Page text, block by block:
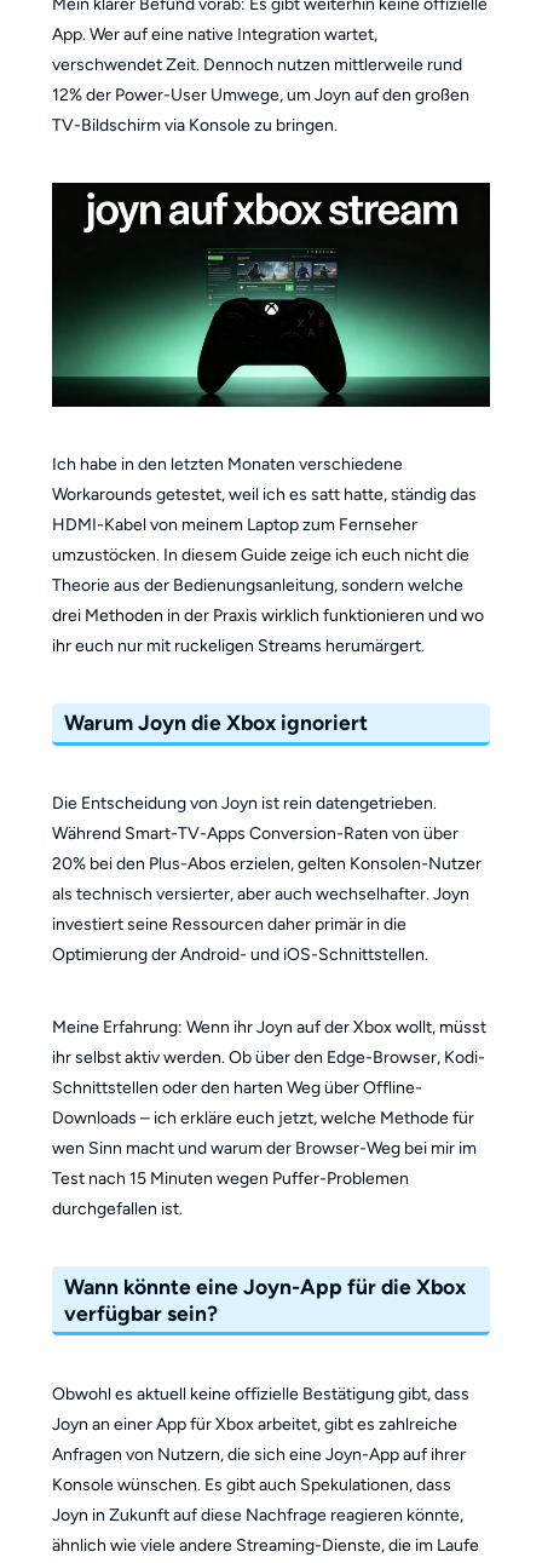
App. Wer auf eine native Integration wartet,
verschwendet Zeit. Dennoch nutzen mittlerweile rund
12% der Power-User Umwege, um Joyn auf den großen
TV-Bildschirm via Konsole zu bringen.
Ich habe in den letzten Monaten verschiedene
Workarounds getestet, weil ich es satt hatte, ständig das
HDMI-Kabel von meinem Laptop zum Fernseher
umzustöcken. In diesem Guide zeige ich euch nicht die
Theorie aus der Bedienungsanleitung, sondern welche
drei Methoden in der Praxis wirklich funktionieren und wo
ihr euch nur mit ruckeligen Streams herumärgert.
Warum Joyn die Xbox ignoriert
Die Entscheidung von Joyn ist rein datengetrieben.
Während Smart-TV-Apps Conversion-Raten von über
20% bei den Plus-Abos erzielen, gelten Konsolen-Nutzer
als technisch versierter, aber auch wechselhafter. Joyn
investiert seine Ressourcen daher primär in die
Optimierung der Android- und iOS-Schnittstellen.
Meine Erfahrung: Wenn ihr Joyn auf der Xbox wollt, müsst
ihr selbst aktiv werden. Ob über den Edge-Browser, Kodi-
Schnittstellen oder den harten Weg über Offline-
Downloads – ich erkläre euch jetzt, welche Methode für
wen Sinn macht und warum der Browser-Weg bei mir im
Test nach 15 Minuten wegen Puffer-Problemen
durchgefallen ist.
Wann könnte eine Joyn-App für die Xbox
verfügbar sein?
Obwohl es aktuell keine offizielle Bestätigung gibt, dass
Joyn an einer App für Xbox arbeitet, gibt es zahlreiche
Anfragen von Nutzern, die sich eine Joyn-App auf ihrer
Konsole wünschen. Es gibt auch Spekulationen, dass
Joyn in Zukunft auf diese Nachfrage reagieren könnte,
ähnlich wie viele andere Streaming-Dienste, die im Laufe